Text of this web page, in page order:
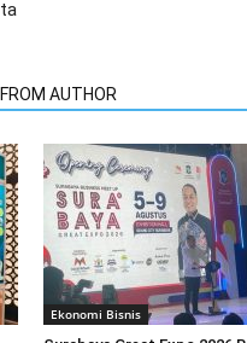
AUTHOR
Ekonomi Bisnis